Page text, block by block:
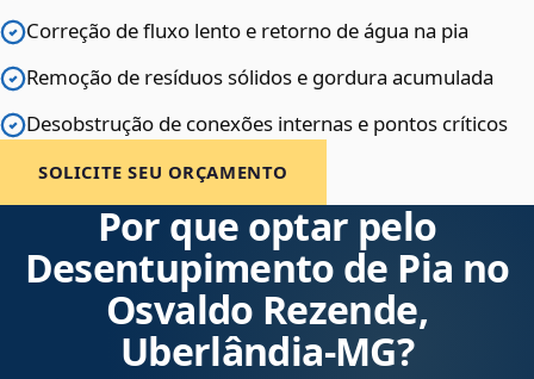
Correção de fluxo lento e retorno de água na pia
Remoção de resíduos sólidos e gordura acumulada
Desobstrução de conexões internas e pontos críticos
SOLICITE SEU ORÇAMENTO
Por que optar pelo
Desentupimento de Pia no
Osvaldo Rezende,
Uberlândia‑MG?